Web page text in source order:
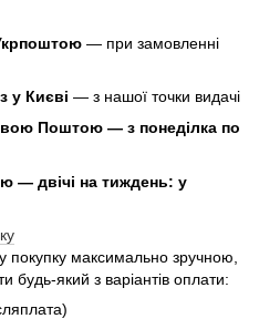
— при замовленні
у Києві — з нашої точки видачі
Поштою — з понеділка по
— двічі на тиждень: у
максимально зручною,
будь-який з варіантів оплати: